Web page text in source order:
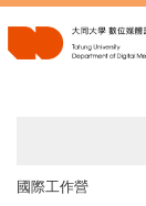
主
國際工作營